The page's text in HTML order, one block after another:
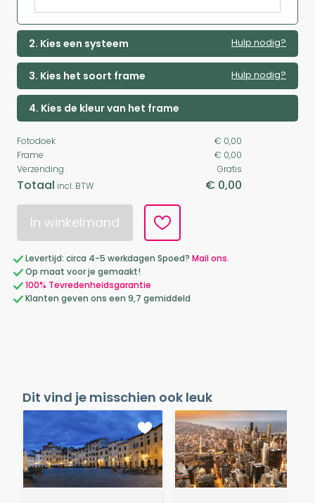
2. Kies een systeem Hulp nodig?
3. Kies het soort frame Hulp nodig?
4. Kies de kleur van het frame
Fotodoek
€ 0,00
Frame
€ 0,00
Verzending
Gratis
Totaal incl. BTW € 0,00
In winkelmand
Levertijd: circa 4-5 werkdagen Spoed? Mail ons.
Op maat voor je gemaakt!
100% Tevredenheidsgarantie
Klanten geven ons een 9,7 gemiddeld
Dit vind je misschien ook leuk